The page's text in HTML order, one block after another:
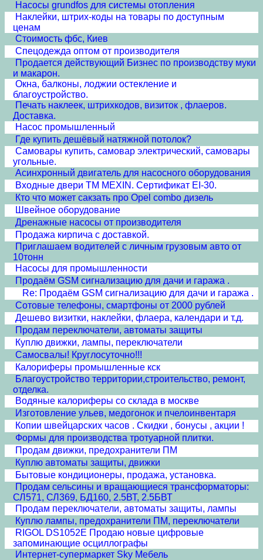
Насосы grundfos для системы отопления
Наклейки, штрих-коды на товары по доступным
ценам
Стоимость фбс, Киев
Спецодежда оптом от производителя
Продается действующий Бизнес по производству муки
и макарон.
Окна, балконы, лоджии остекление и
благоустройство.
Печать наклеек, штрихкодов, визиток , флаеров.
Доставка.
Насос промышленный
Где купить дешёвый натяжной потолок?
Самовары купить, самовар электрический, самовары
угольные.
Асинхронный двигатель для насосного оборудования
Входные двери ТМ MEXIN. Сертификат EI-30.
Кто что может сакзать про Opel combo дизель
Швейное оборудование
Дренажные насосы от производителя
Продажа кирпича с доставкой.
Приглашаем водителей с личным грузовым авто от
10тонн
Насосы для промышленности
Продаём GSM сигнализацию для дачи и гаража .
Re: Продаём GSM сигнализацию для дачи и гаража .
Сотовые телефоны, смартфоны от 2000 рублей
Дешево визитки, наклейки, флаера, календари и т.д.
Продам переключатели, автоматы защиты
Куплю движки, лампы, переключатели
Самосвалы! Круглосуточно!!!
Калориферы промышленные кск
Благоустройство территории,строительство, ремонт,
отделка.
Водяные калориферы со склада в москве
Изготовление ульев, медогонок и пчелоинвентаря
Копии швейцарских часов . Скидки , бонусы , акции !
Формы для производства тротуарной плитки.
Продам движки, предохранители ПМ
Куплю автоматы защиты, движки
Бытовые кондиционеры, продажа, установка.
Продам сельсины и врaщающиеся трансформаторы:
СЛ571, СЛ369, БД160, 2.5ВТ, 2.5БВТ
Продам переключатели, автоматы защиты, лампы
Куплю лампы, предохранители ПМ, переключатели
RIGOL DS1052E Продаю новые цифровые
запоминающие осциллографы
Интернет-супермаркет Sky Мебель